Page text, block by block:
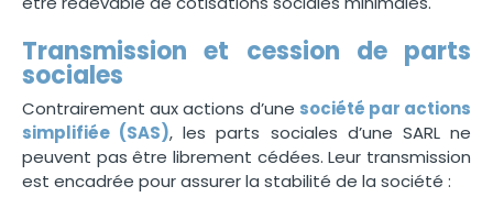
Transmission et cession de parts
sociales
Contrairement aux actions d’une société par actions
simplifiée (SAS), les parts sociales d’une SARL ne
peuvent pas être librement cédées. Leur transmission
est encadrée pour assurer la stabilité de la société :